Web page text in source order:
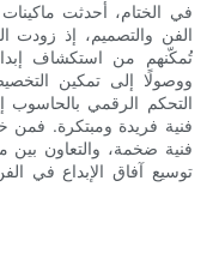
في الختام، أحدثت
الفن والتصميم، إذ زودت
تُمكّنهم من استكشاف
ووصولًا إلى تمكين
التحكم الرقمي بالحاسوب
فنية فريدة ومبتكرة. فمن
فنية ضخمة، والتعاون
توسيع آفاق الإبداع في